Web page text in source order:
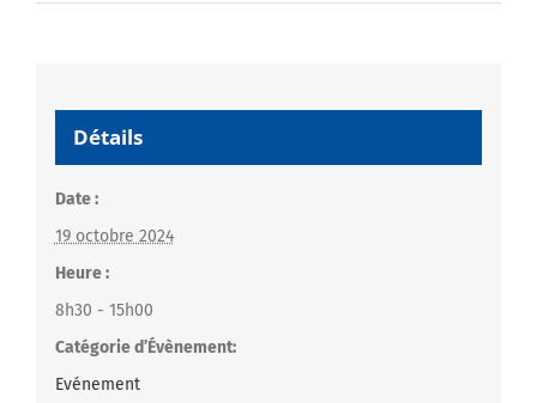
Détails
Date :
19 octobre 2024
Heure :
8h30 - 15h00
Catégorie d’Évènement:
Evénement